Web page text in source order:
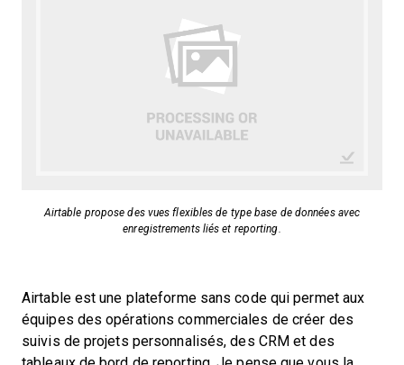
Airtable propose des vues flexibles de type base de données avec
enregistrements liés et reporting.
Airtable est une plateforme sans code qui permet aux
équipes des opérations commerciales de créer des
suivis de projets personnalisés, des CRM et des